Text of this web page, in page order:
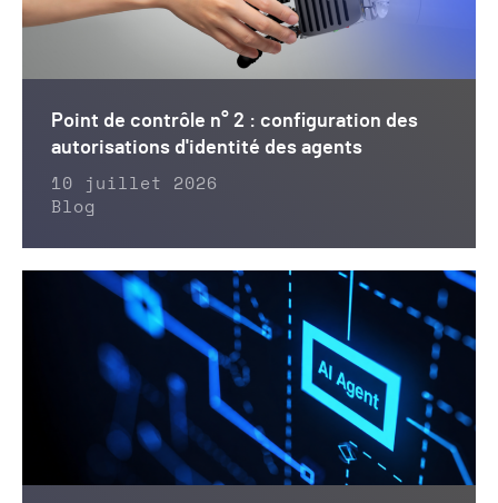
Point de contrôle n° 2 : configuration des
autorisations d'identité des agents
10 juillet 2026
Blog